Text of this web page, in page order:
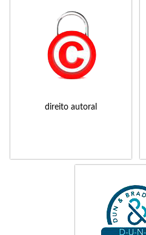
direito autoral